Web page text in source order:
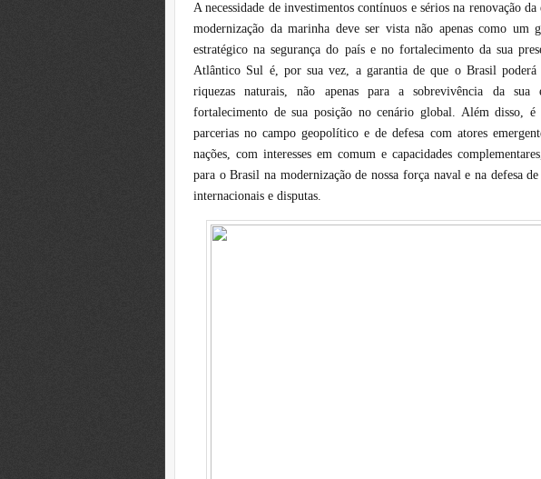
A necessidade de investimentos contínuos e sérios na renovação
modernização da marinha deve ser vista não apenas como um
estratégico na segurança do país e no fortalecimento da sua
Atlântico Sul é, por sua vez, a garantia de que o Brasil poderá
riquezas naturais, não apenas para a sobrevivência da
fortalecimento de sua posição no cenário global. Além disso,
parcerias no campo geopolítico e de defesa com atores
nações, com interesses em comum e capacidades
para o Brasil na modernização de nossa força naval e na defesa de
internacionais e disputas.